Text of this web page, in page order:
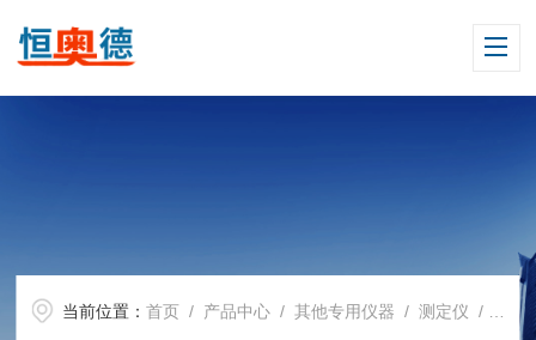
当前位置：首页 / 产品中心 /其他专用仪器 /测定仪 / H07954电缆识别仪